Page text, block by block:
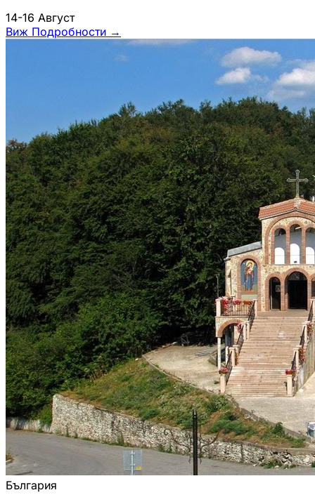
14-16 Август
Виж Подробности →
България